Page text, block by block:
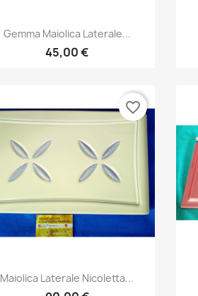
Anteprima
Gemma Maiolica Laterale...
45,00 €
Anteprima
Maiolica Laterale Nicoletta...
favorite_border